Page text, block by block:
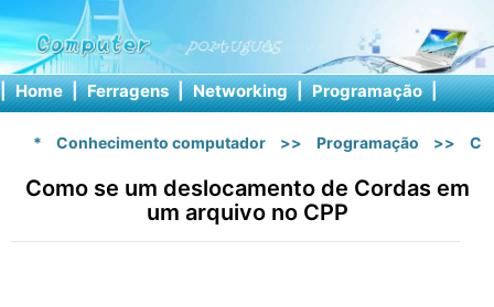
| Home | Ferragens | Networking | Programação |
* Conhecimento computador >> Programação >> C
Como se um deslocamento de Cordas em
um arquivo no CPP